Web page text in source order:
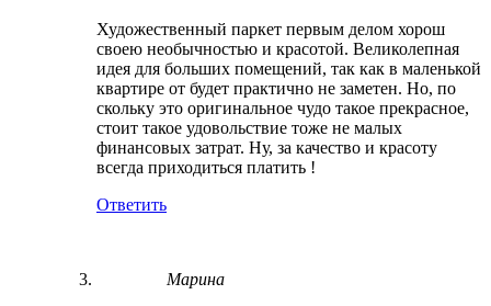
Художественный паркет первым делом хорош
своею необычностью и красотой. Великолепная
идея для больших помещений, так как в маленькой
квартире от будет практично не заметен. Но, по
скольку это оригинальное чудо такое прекрасное,
стоит такое удовольствие тоже не малых
финансовых затрат. Ну, за качество и красоту
всегда приходиться платить !
Ответить
Марина